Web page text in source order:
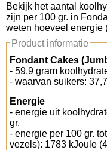
Koolhydraten
Links
Bekijk het aantal
zijn per 100 gr. in
weten hoeveel energie
Product informatie
Fondant Cakes
- 59,9 gram
- waarvan suikers:
Energie
- energie uit
gr.
- energie per 100 gr.
vezels): 1783 kJoule